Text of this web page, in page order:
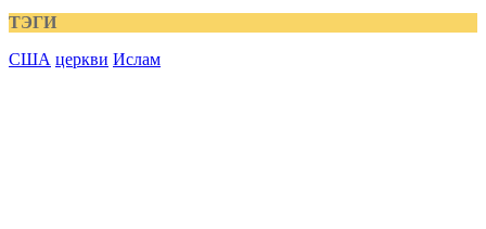
ТЭГИ
США церкви Ислам